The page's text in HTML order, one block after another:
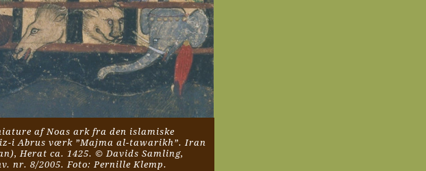
af Noas ark fra den islamiske
i Abrus værk ”Majma al-tawarikh”. Iran
Herat ca. 1425. © Davids Samling,
nr. 8/2005. Foto: Pernille Klemp.